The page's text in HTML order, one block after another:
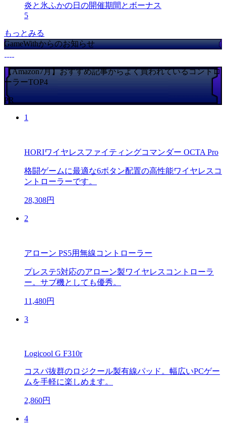
炎と氷ふかの日の開催期間とボーナス
5
もっとみる
GameWithからのお知らせ
【Amazon7月】おすすめ記事からよく買われているコントロ
ーラーTOP4
PR
1
HORIワイヤレスファイティングコマンダー OCTA Pro
格闘ゲームに最適な6ボタン配置の高性能ワイヤレスコ
ントローラーです。
28,308円
2
アローン PS5用無線コントローラー
プレステ5対応のアローン製ワイヤレスコントローラ
ー。サブ機としても優秀。
11,480円
3
Logicool G F310r
コスパ抜群のロジクール製有線パッド。幅広いPCゲー
ムを手軽に楽しめます。
2,860円
4